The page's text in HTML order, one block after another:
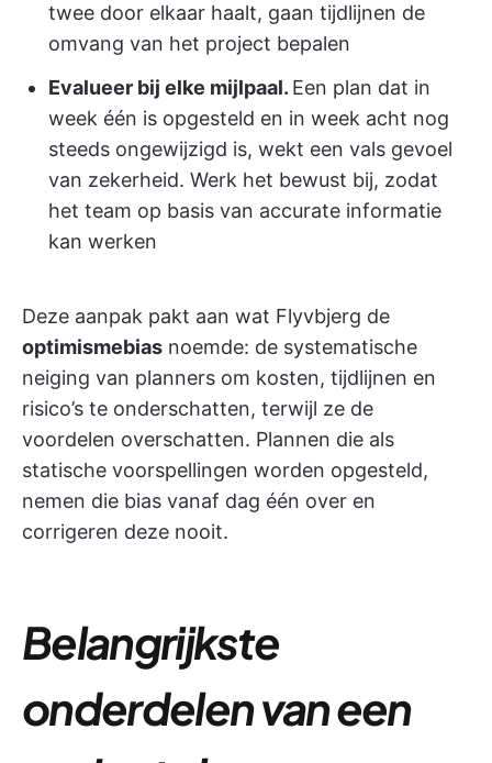
twee door elkaar haalt, gaan tijdlijnen de
omvang van het project bepalen
Evalueer bij elke mijlpaal. Een plan dat in
week één is opgesteld en in week acht nog
steeds ongewijzigd is, wekt een vals gevoel
van zekerheid. Werk het bewust bij, zodat
het team op basis van accurate informatie
kan werken
Deze aanpak pakt aan wat Flyvbjerg de
optimismebias noemde: de systematische
neiging van planners om kosten, tijdlijnen en
risico’s te onderschatten, terwijl ze de
voordelen overschatten. Plannen die als
statische voorspellingen worden opgesteld,
nemen die bias vanaf dag één over en
corrigeren deze nooit.
Belangrijkste
onderdelen van een